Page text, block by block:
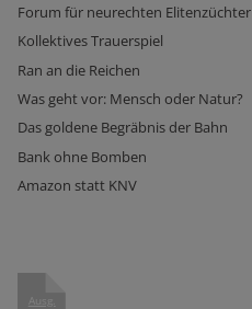
Forum für neurechten Elitenzüchter
Kollektives Trauerspiel
Ran an die Reichen
Was geht vor: Mensch oder Natur?
Das goldene Begräbnis der Bahn
Bank ohne Bomben
Amazon statt KNV
Ausg.